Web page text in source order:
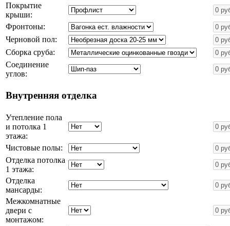
Покрытие
крыши:
Фронтоны:
Черновой пол:
Сборка сруба:
Соединение
углов:
Внутренняя отделка
Утепление пола
и потолка 1
этажа:
Чистовые полы:
Отделка потолка
1 этажа:
Отделка
мансарды:
Межкомнатные
двери с
монтажом: